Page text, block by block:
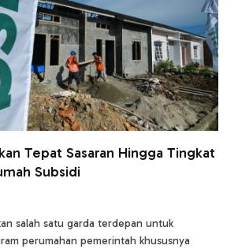
Tepat Sasaran Hingga Tingkat
Subsidi
salah satu garda terdepan untuk
perumahan pemerintah khususnya